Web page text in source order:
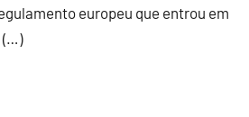
europeu que entrou em
(…)